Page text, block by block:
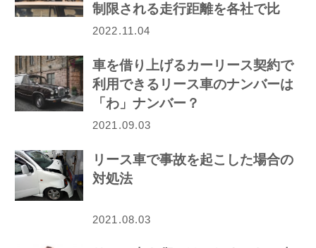
制限される走行距離を各社で比
較！
2022.11.04
車を借り上げるカーリース契約で
利用できるリース車のナンバーは
「わ」ナンバー？
2021.09.03
リース車で事故を起こした場合の
対処法
2021.08.03